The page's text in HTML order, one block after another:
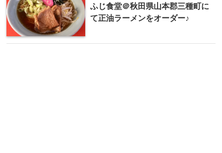
ふじ食堂＠秋田県山本郡三種町に
て正油ラーメンをオーダー♪